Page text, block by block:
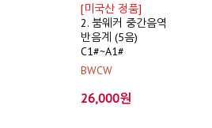
[미국산 정품]
2. 붐웨커 중간음역
반음계 (5음)
C1#~A1#
BWCW
26,000원